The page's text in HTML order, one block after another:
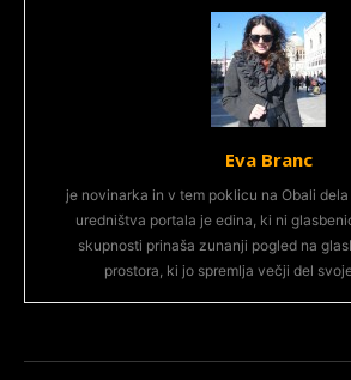
Eva Branc
je novinarka in v tem poklicu na Obali
uredništva portala je edina, ki ni
skupnosti prinaša zunanji pogled na
prostora, ki jo spremlja večji del